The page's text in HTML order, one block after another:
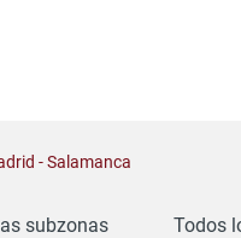
- Salamanca
subzonas Todos